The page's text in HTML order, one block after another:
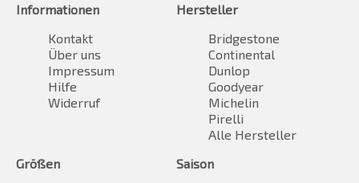
Informationen
Kontakt
Über uns
Impressum
Hilfe
Widerruf
Hersteller
Bridgestone
Continental
Dunlop
Goodyear
Michelin
Pirelli
Alle Hersteller
Größen
Saison